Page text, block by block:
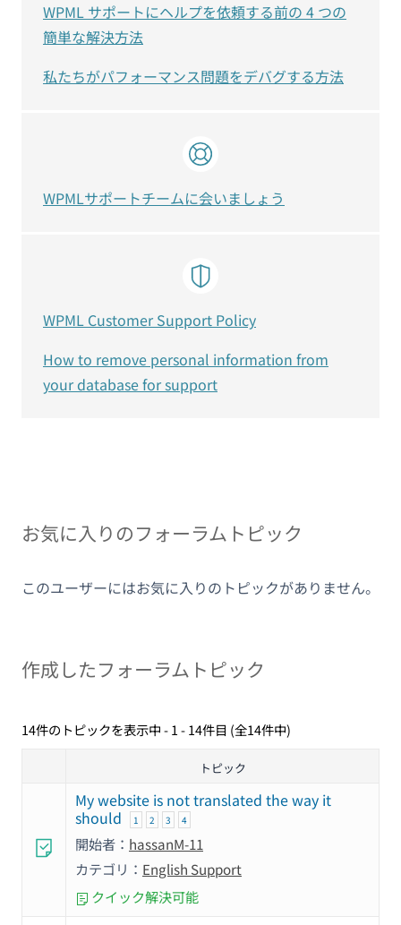
お気に入りのフォーラムトピック
このユーザーにはお気に入りのトピックがありません。
作成したフォーラムトピック
14件のトピックを表示中 - 1 - 14件目 (全14件中)
トピック
My website is not translated the way it
should
1 2 3 4
開始者： hassanM-11
カテゴリ： English Support
クイック解決可能
WPML サポートにヘルプを依頼する前の 4 つの
簡単な解決方法
私たちがパフォーマンス問題をデバグする方法
WPMLサポートチームに会いましょう
WPML Customer Support Policy
How to remove personal information from
your database for support